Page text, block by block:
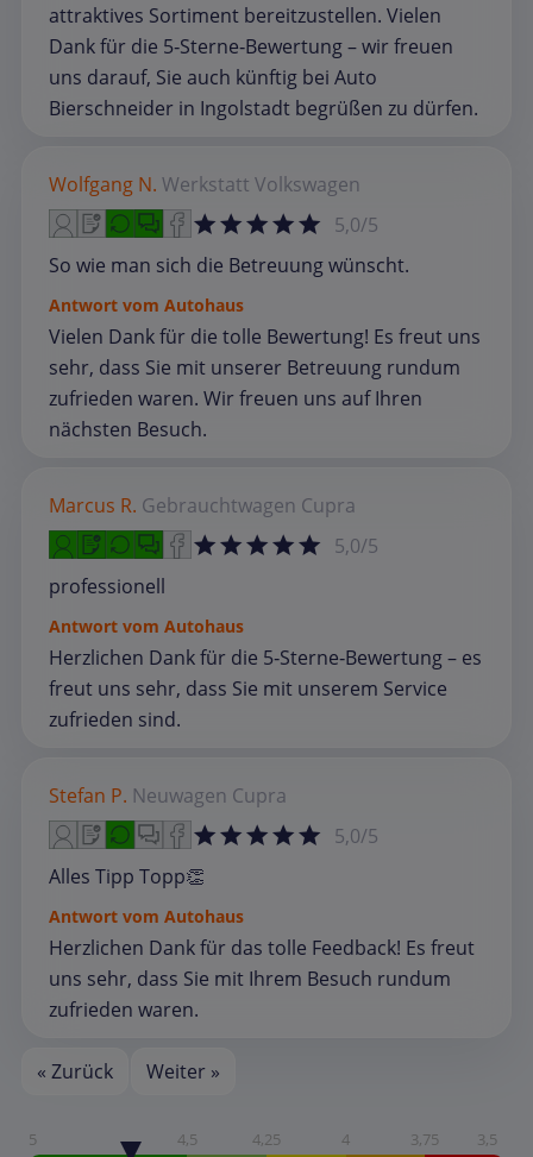
attraktives Sortiment bereitzustellen. Vielen
Dank für die 5‑Sterne‑Bewertung – wir freuen
uns darauf, Sie auch künftig bei Auto
Bierschneider in Ingolstadt begrüßen zu dürfen.
Wolfgang N. Werkstatt Volkswagen
5,0/5
So wie man sich die Betreuung wünscht.
Antwort vom Autohaus
Vielen Dank für die tolle Bewertung! Es freut uns
sehr, dass Sie mit unserer Betreuung rundum
zufrieden waren. Wir freuen uns auf Ihren
nächsten Besuch.
Marcus R. Gebrauchtwagen Cupra
5,0/5
professionell
Antwort vom Autohaus
Herzlichen Dank für die 5‑Sterne‑Bewertung – es
freut uns sehr, dass Sie mit unserem Service
zufrieden sind.
Stefan P. Neuwagen Cupra
5,0/5
Alles Tipp Topp👏
Antwort vom Autohaus
Herzlichen Dank für das tolle Feedback! Es freut
uns sehr, dass Sie mit Ihrem Besuch rundum
zufrieden waren.
« Zurück Weiter »
5 4,5 4,25 4 3,75 3,5